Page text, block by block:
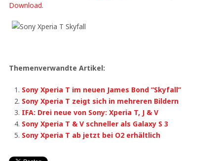
Download.
Themenverwandte Artikel:
Sony Xperia T im neuen James Bond “Skyfall”
Sony Xperia T zeigt sich in mehreren Bildern
IFA: Drei neue von Sony: Xperia T, J & V
Sony Xperia T & V schneller als Galaxy S 3
Sony Xperia T ab jetzt bei O2 erhältlich